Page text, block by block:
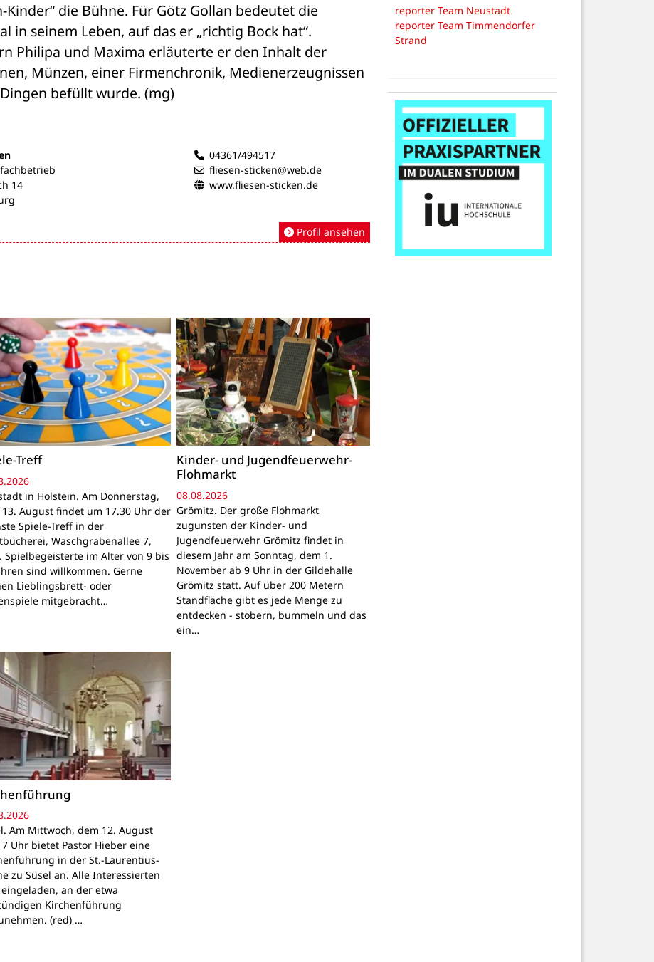
die Bühne. Für Götz Gollan bedeutet die
in seinem Leben, auf das er „richtig Bock hat“.
Philipa und Maxima erläuterte er den Inhalt der
Münzen, einer Firmenchronik, Medienerzeugnissen
befüllt wurde. (mg)
14
04361/494517
fliesen-sticken@web.de
www.fliesen-sticken.de
Profil ansehen
Treff
in Holstein. Am Donnerstag,
August findet um 17.30 Uhr der
Spiele-Treff in der
Waschgrabenallee 7,
Spielbegeisterte im Alter von 9 bis
sind willkommen. Gerne
Lieblingsbrett- oder
mitgebracht…
Kinder- und Jugendfeuerwehr-
Flohmarkt
08.08.2026
Grömitz. Der große Flohmarkt
zugunsten der Kinder- und
Jugendfeuerwehr Grömitz findet in
diesem Jahr am Sonntag, dem 1.
November ab 9 Uhr in der Gildehalle
Grömitz statt. Auf über 200 Metern
Standfläche gibt es jede Menge zu
entdecken - stöbern, bummeln und das
ein…
Am Mittwoch, dem 12. August
Uhr bietet Pastor Hieber eine
in der St.-Laurentius-
zu Süsel an. Alle Interessierten
an der etwa
Kirchenführung
(red) …
reporter Team Neustadt
reporter Team Timmendorfer
Strand